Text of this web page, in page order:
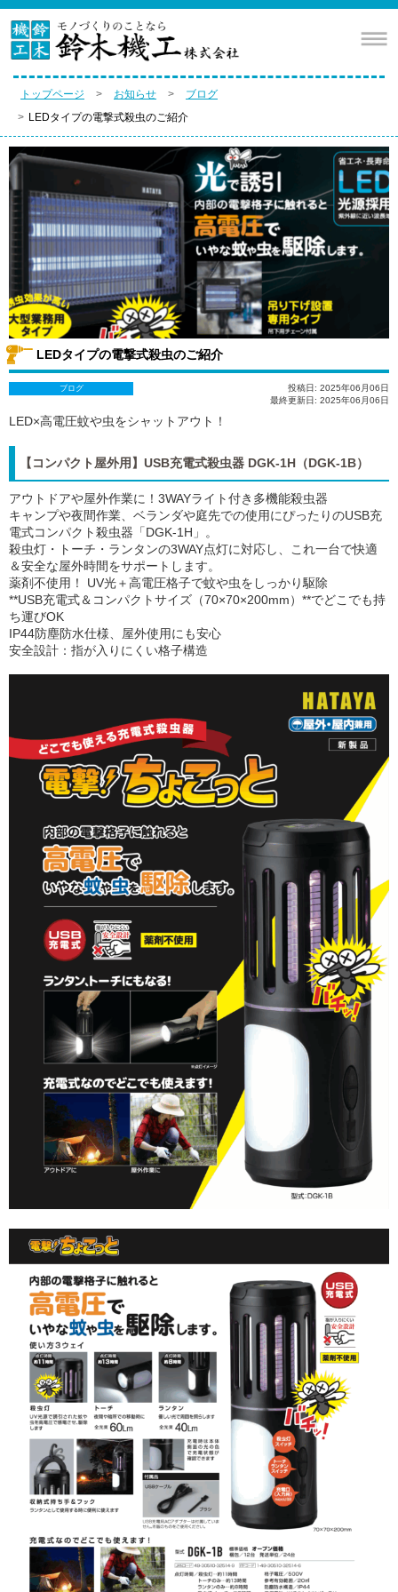
トップページ お知らせ
ブログ
LEDタイプの電撃式殺虫のご紹介
LEDタイプの電撃式殺虫のご紹介
ブログ
投稿日: 2025年06月06日
最終更新日: 2025年06月06日
LED×高電圧蚊や虫をシャットアウト！
【コンパクト屋外用】USB充電式殺虫器 DGK-1H（DGK-1B）
アウトドアや屋外作業に！3WAYライト付き多機能殺虫器
キャンプや夜間作業、ベランダや庭先での使用にぴったりのUSB充
電式コンパクト殺虫器「DGK-1H」。
殺虫灯・トーチ・ランタンの3WAY点灯に対応し、これ一台で快適
＆安全な屋外時間をサポートします。
薬剤不使用！ UV光＋高電圧格子で蚊や虫をしっかり駆除
**USB充電式＆コンパクトサイズ（70×70×200mm）**でどこでも持
ち運びOK
IP44防塵防水仕様、屋外使用にも安心
安全設計：指が入りにくい格子構造